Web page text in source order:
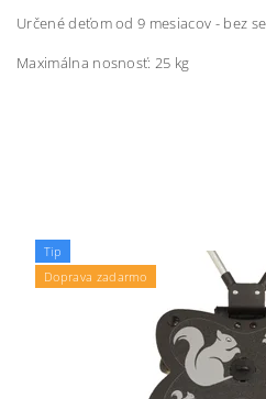
Určené deťom od 9 mesiacov - bez
Maximálna nosnosť: 25 kg
Tip
Doprava zadarmo